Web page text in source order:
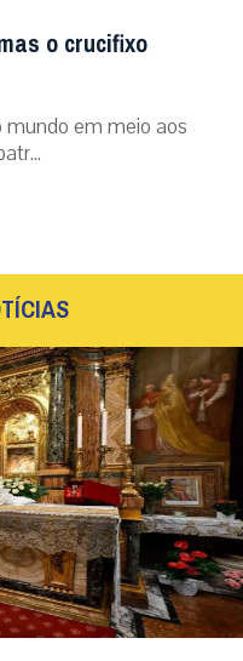
o crucifixo
em meio aos